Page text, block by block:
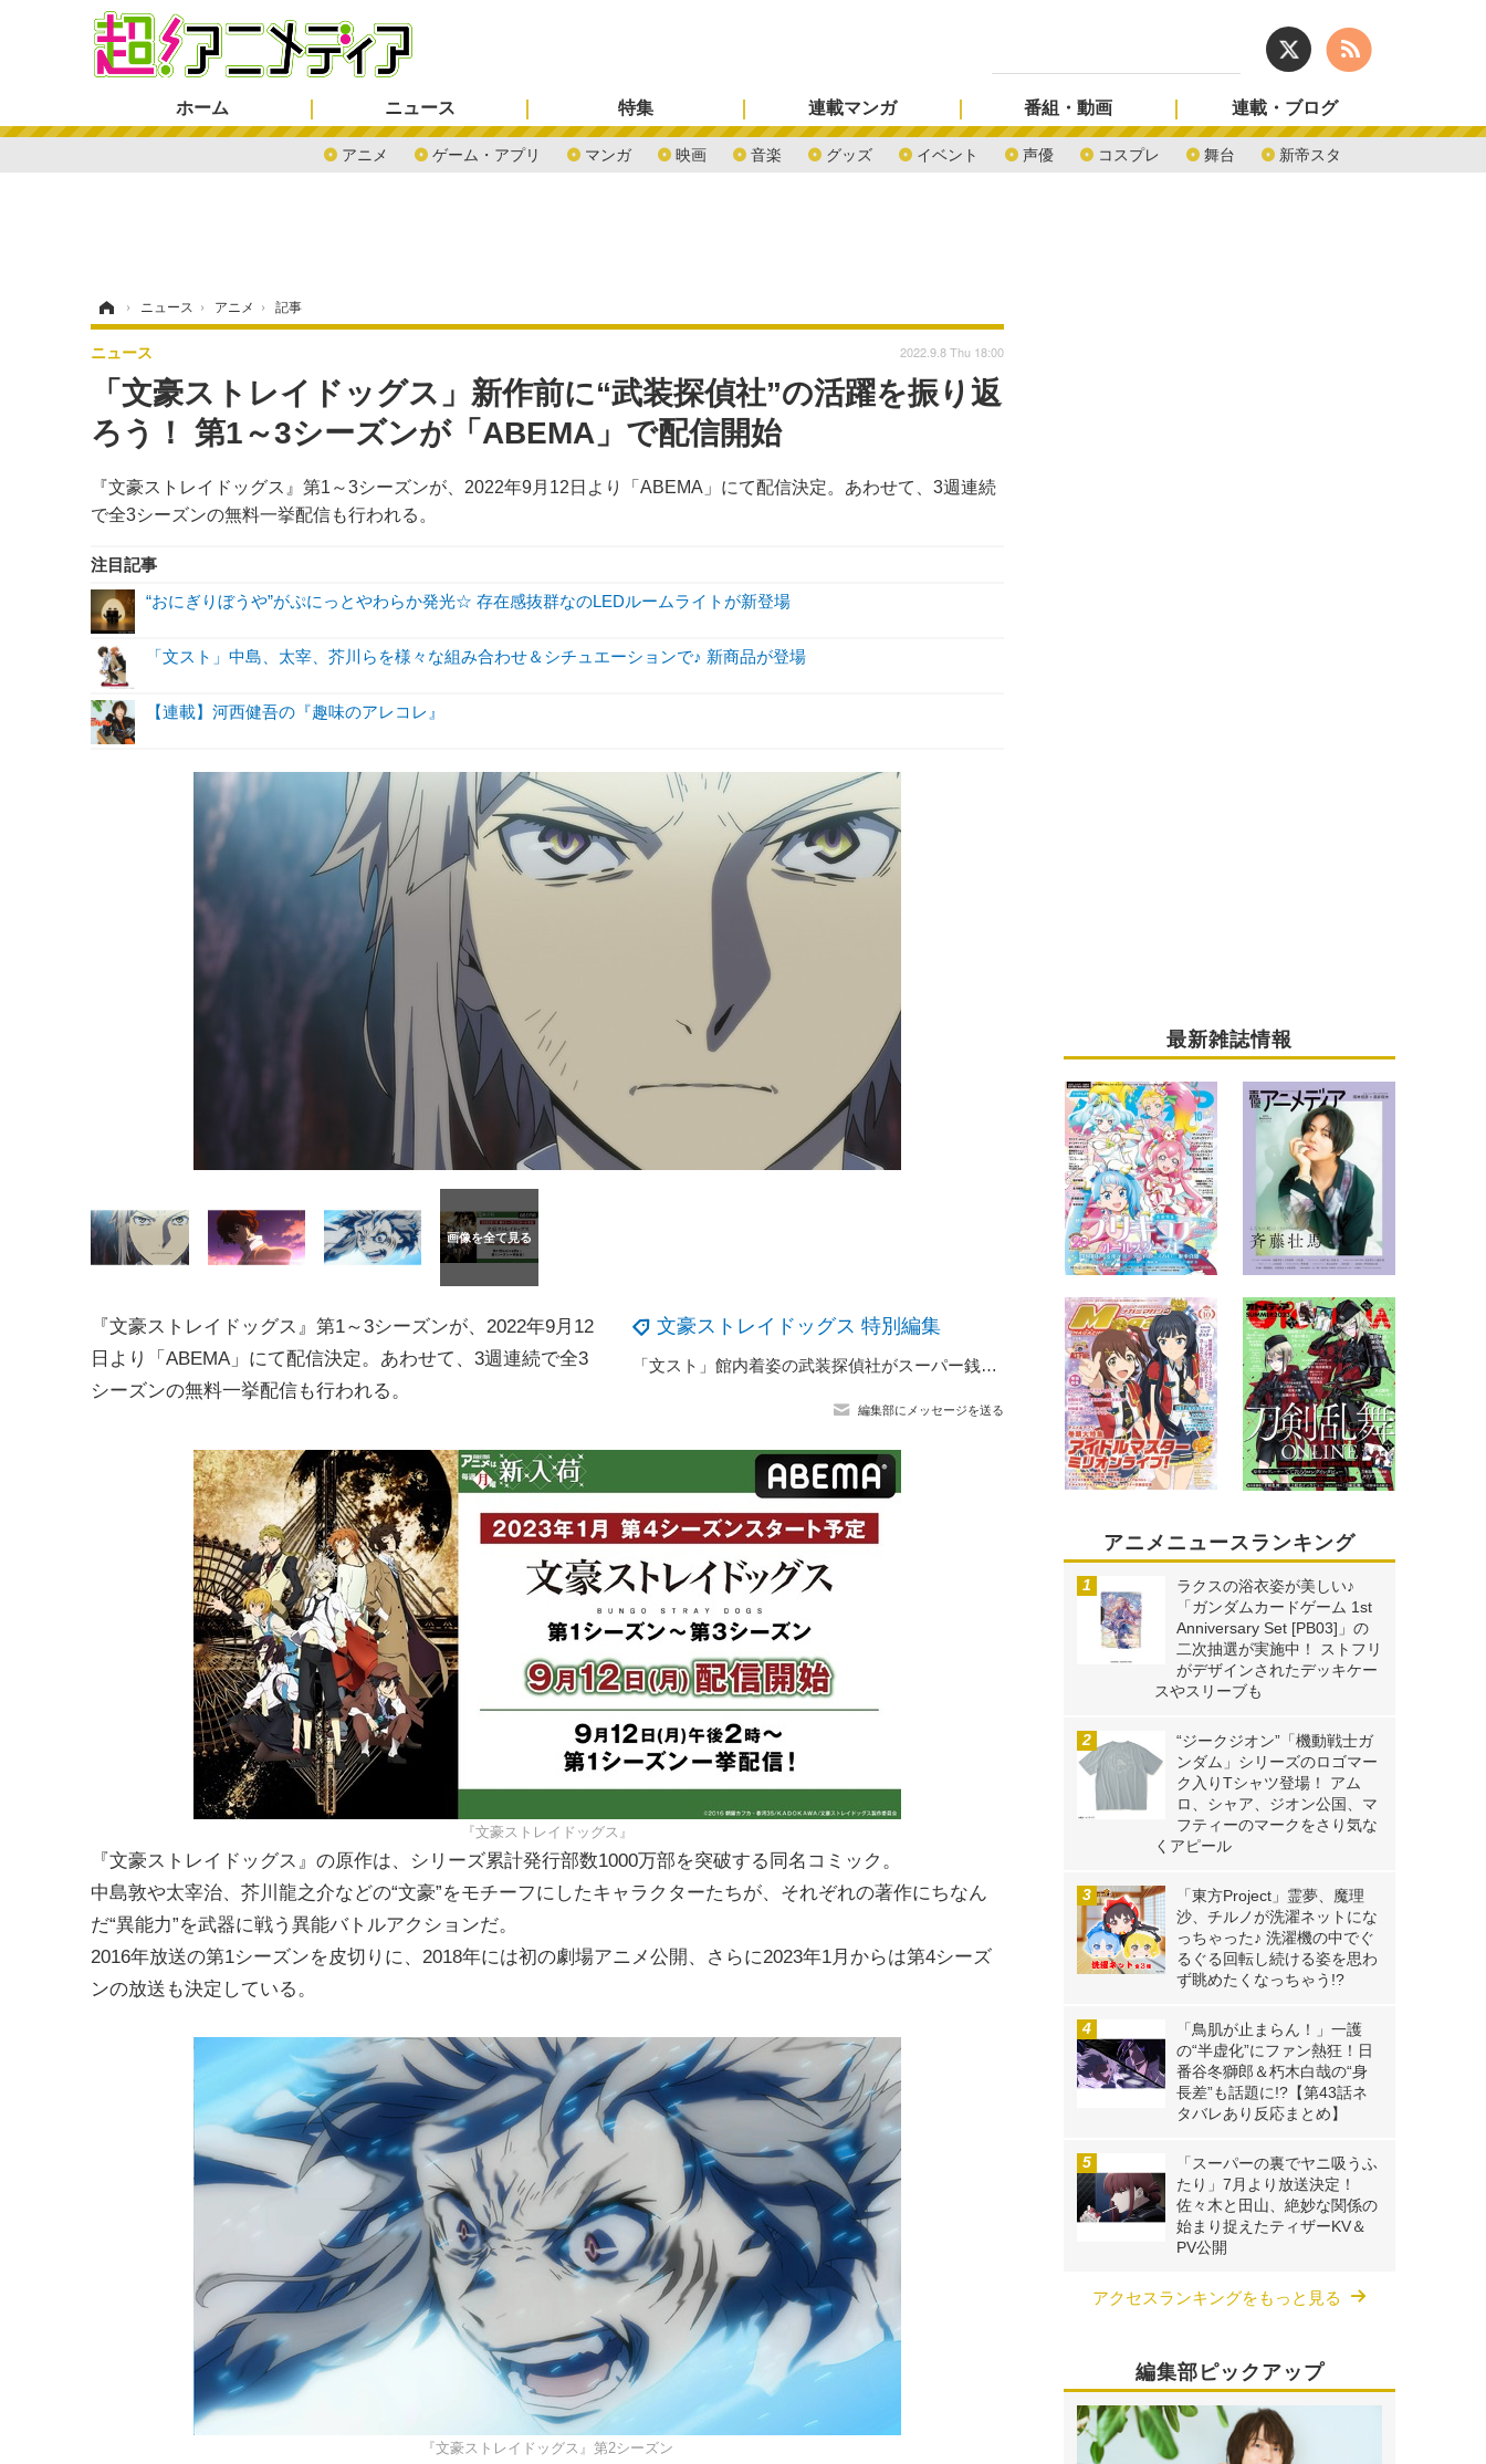
ホーム ニュース
アニメ ゲーム・アプリ マンガ 映画 音楽 グッズ イベント 声優 コスプレ 舞台 新帝スタ
特集 連載マンガ 番組・動画 連載・ブログ
› ニュース › アニメ › 記事
「文豪ストレイドッグス」新作前に“武装探偵社”の活躍を振り返
ろう！ 第1～3シーズンが「ABEMA」で配信開始
『文豪ストレイドッグス』第1～3シーズンが、2022年9月12日より「ABEMA」にて配信決定。あわせて、3週連続
で全3シーズンの無料一挙配信も行われる。
ニュース 2022.9.8 Thu 18:00
注目記事
“おにぎりぼうや”がぷにっとやわらか発光☆ 存在感抜群なのLEDルームライトが新登場
「文スト」中島、太宰、芥川らを様々な組み合わせ＆シチュエーションで♪ 新商品が登場
【連載】河西健吾の『趣味のアレコレ』
文豪ストレイドッグス 特別編集
「文スト」館内着姿の武装探偵社がスーパー銭湯で休息！ 「極楽湯」コラボ描き下ろしグッズ公開
編集部にメッセージを送る
『文豪ストレイドッグス』第1～3シーズンが、2022年9月12
日より「ABEMA」にて配信決定。あわせて、3週連続で全3
シーズンの無料一挙配信も行われる。
『文豪ストレイドッグス』
『文豪ストレイドッグス』の原作は、シリーズ累計発行部数1000万部を突破する同名コミック。
中島敦や太宰治、芥川龍之介などの“文豪”をモチーフにしたキャラクターたちが、それぞれの著作にちなん
だ“異能力”を武器に戦う異能バトルアクションだ。
2016年放送の第1シーズンを皮切りに、2018年には初の劇場アニメ公開、さらに2023年1月からは第4シーズ
ンの放送も決定している。
『文豪ストレイドッグス』第2シーズン
最新雑誌情報
アニメニュースランキング
ラクスの浴衣姿が美しい♪
「ガンダムカードゲーム 1st
Anniversary Set [PB03]」の
二次抽選が実施中！ ストフリ
がデザインされたデッキケー
スやスリーブも
“ジークジオン”「機動戦士ガ
ンダム」シリーズのロゴマー
ク入りTシャツ登場！ アム
ロ、シャア、ジオン公国、マ
フティーのマークをさり気な
くアピール
「東方Project」霊夢、魔理
沙、チルノが洗濯ネットにな
っちゃった♪ 洗濯機の中でぐ
るぐる回転し続ける姿を思わ
ず眺めたくなっちゃう!?
「鳥肌が止まらん！」一護
の“半虚化”にファン熱狂！日
番谷冬獅郎＆朽木白哉の“身
長差”も話題に!?【第43話ネ
タバレあり反応まとめ】
「スーパーの裏でヤニ吸うふ
たり」7月より放送決定！
佐々木と田山、絶妙な関係の
始まり捉えたティザーKV＆
PV公開
アクセスランキングをもっと見る
編集部ピックアップ